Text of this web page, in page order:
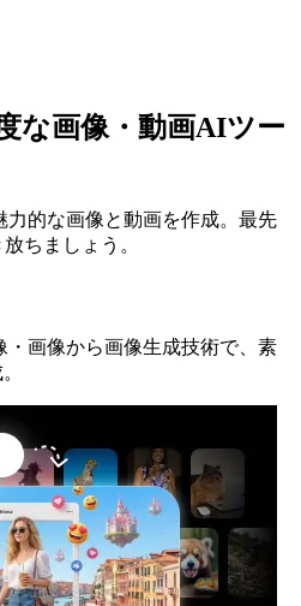
な画像・動画AIツー
力的な画像と動画を作成。最先
ちましょう。
・画像から画像生成技術で、素